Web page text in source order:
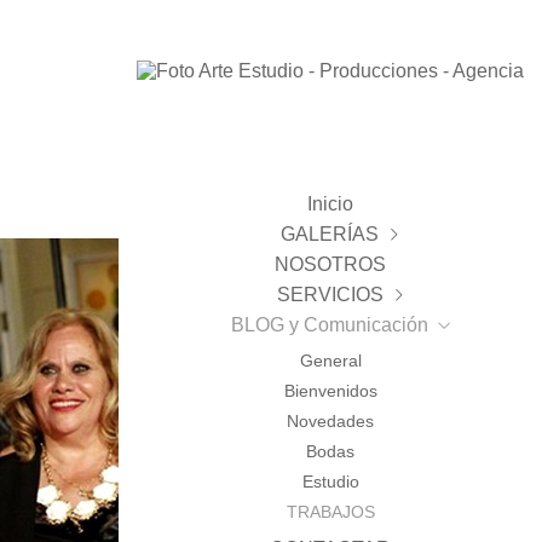
Inicio
GALERÍAS
BODAS
Reportajes
Novias
Magda y Javier
Manoli y Manuel
ESTUDIO
Infantil
Comunion
Prenatal
Books
PAISAJE
VIDEO
PUBLICIDAD
NOSOTROS
SERVICIOS
Bodas
Agencia FA . Noticias
FA Producciones. Productora Audiovisual
Comuniones 2025
Estudio
Books
Agencia modelos y servicios
BLOG y Comunicación
General
Bienvenidos
Novedades
Bodas
Estudio
TRABAJOS